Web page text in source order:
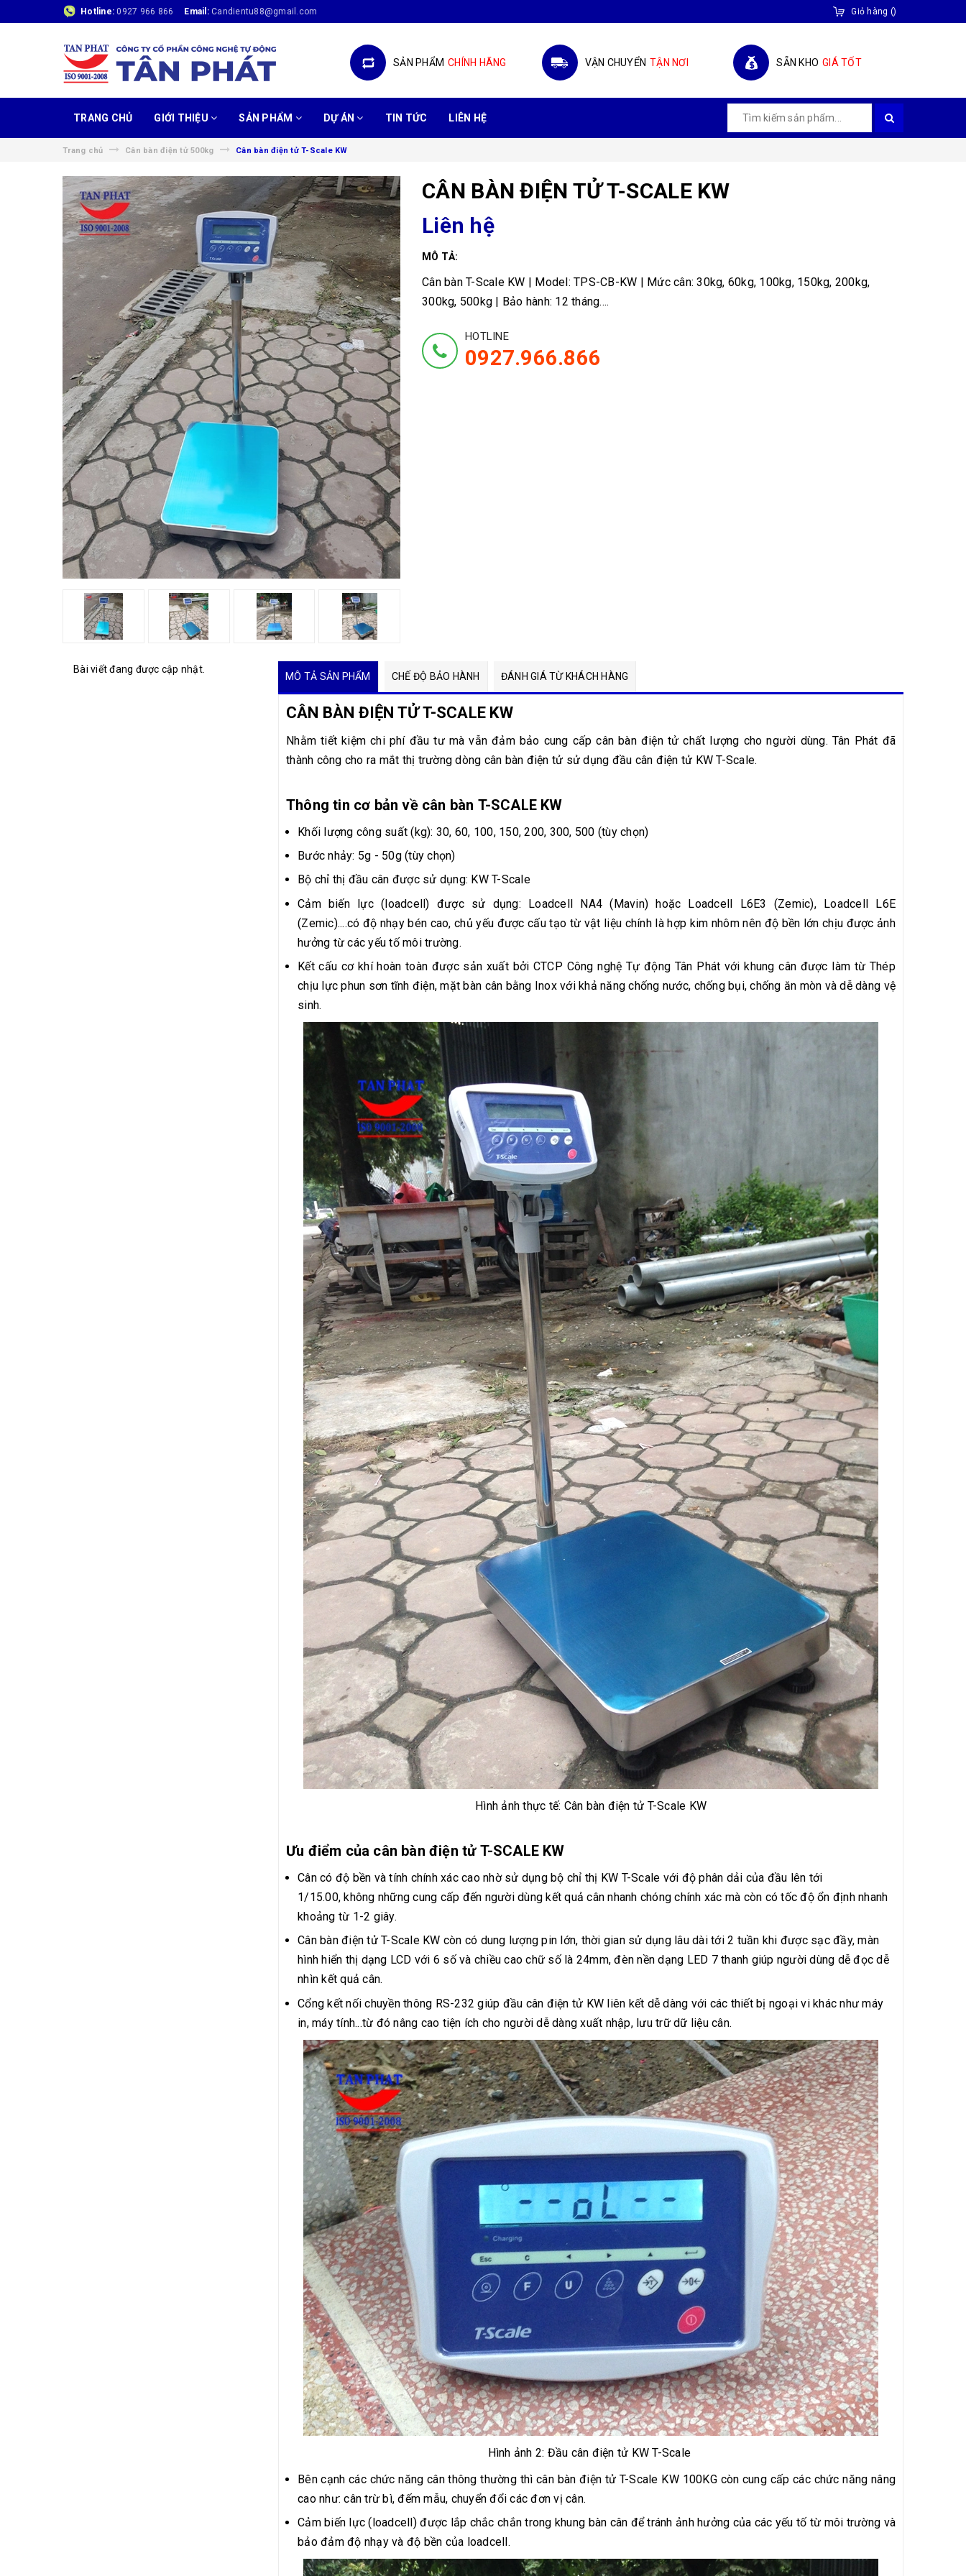
Hotline:0927 966 866 Email: Candientu88@gmail.com Giỏ hàng ()
SẢN PHẨM CHÍNH HÃNG VẬN CHUYỂN TẬN NƠI SẴN KHO GIÁ TỐT
TRANG CHỦ GIỚI THIỆU SẢN PHẨM DỰ ÁN TIN TỨC LIÊN HỆ
Trang chủ Cân bàn điện tử 500kg Cân bàn điện tử T-Scale KW
CÂN BÀN ĐIỆN TỬ T-SCALE KW
Liên hệ
MÔ TẢ:
Cân bàn T-Scale KW | Model: TPS-CB-KW | Mức cân: 30kg, 60kg, 100kg, 150kg, 200kg,
300kg, 500kg | Bảo hành: 12 tháng....
HOTLINE
0927.966.866
MÔ TẢ SẢN PHẨM CHẾ ĐỘ BẢO HÀNH ĐÁNH GIÁ TỪ KHÁCH HÀNG
CÂN BÀN ĐIỆN TỬ T-SCALE KW
Nhằm tiết kiệm chi phí đầu tư mà vẫn đảm bảo cung cấp cân bàn điện tử chất lượng cho người dùng. Tân Phát đã
thành công cho ra mắt thị trường dòng cân bàn điện tử sử dụng đầu cân điện tử KW T-Scale.
Thông tin cơ bản về cân bàn T-SCALE KW
Khối lượng công suất (kg): 30, 60, 100, 150, 200, 300, 500 (tùy chọn)
Bước nhảy: 5g - 50g (tùy chọn)
Bộ chỉ thị đầu cân được sử dụng: KW T-Scale
Cảm biến lực (loadcell) được sử dụng: Loadcell NA4 (Mavin) hoặc Loadcell L6E3 (Zemic), Loadcell L6E
(Zemic)....có độ nhạy bén cao, chủ yếu được cấu tạo từ vật liệu chính là hợp kim nhôm nên độ bền lớn chịu được ảnh
hưởng từ các yếu tố môi trường.
Kết cấu cơ khí hoàn toàn được sản xuất bởi CTCP Công nghệ Tự động Tân Phát với khung cân được làm từ Thép
chịu lực phun sơn tĩnh điện, mặt bàn cân bằng Inox với khả năng chống nước, chống bụi, chống ăn mòn và dễ dàng vệ
sinh.
Hình ảnh thực tế: Cân bàn điện tử T-Scale KW
Ưu điểm của cân bàn điện tử T-SCALE KW
Cân có độ bền và tính chính xác cao nhờ sử dụng bộ chỉ thị KW T-Scale với độ phân dải của đầu lên tới
1/15.00, không những cung cấp đến người dùng kết quả cân nhanh chóng chính xác mà còn có tốc độ ổn định nhanh
khoảng từ 1-2 giây.
Cân bàn điện tử T-Scale KW còn có dung lượng pin lớn, thời gian sử dụng lâu dài tới 2 tuần khi được sạc đầy, màn
hình hiển thị dạng LCD với 6 số và chiều cao chữ số là 24mm, đèn nền dạng LED 7 thanh giúp người dùng dễ đọc dễ
nhìn kết quả cân.
Cổng kết nối chuyền thông RS-232 giúp đầu cân điện tử KW liên kết dễ dàng với các thiết bị ngoại vi khác như máy
in, máy tính...từ đó nâng cao tiện ích cho người dễ dàng xuất nhập, lưu trữ dữ liệu cân.
Hình ảnh 2: Đầu cân điện tử KW T-Scale
Bên cạnh các chức năng cân thông thường thì cân bàn điện tử T-Scale KW 100KG còn cung cấp các chức năng nâng
cao như: cân trừ bì, đếm mẫu, chuyển đổi các đơn vị cân.
Cảm biến lực (loadcell) được lắp chắc chắn trong khung bàn cân để tránh ảnh hưởng của các yếu tố từ môi trường và
bảo đảm độ nhạy và độ bền của loadcell.
Bài viết đang được cập nhật.